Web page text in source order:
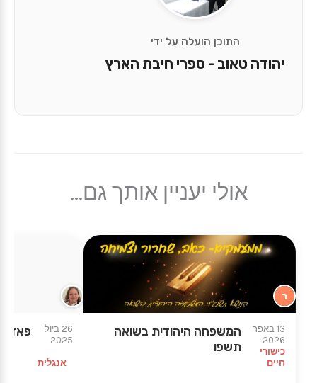
התוכן הועלה על ידי
יהודה טאוב - ספרי חיבת הארץ
אולי יעניין אותך גם...
ר
13 באפר
2026
כישורי
חיים
המשפחה היהודית בשואה
תשפו
26 ביול
2025
אנגלית